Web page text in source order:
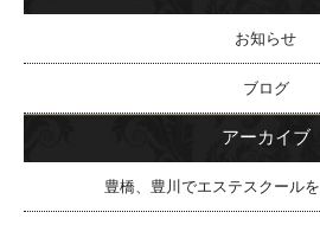
お知らせ
ブログ
アーカイブ
豊橋、豊川でエステスクール